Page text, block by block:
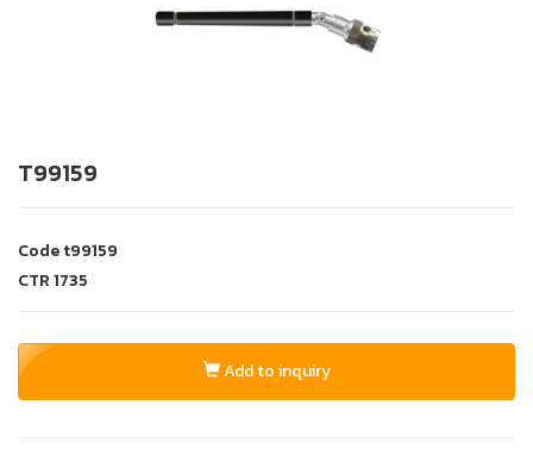
T99159
Codet99159
CTR1735
Add to inquiry